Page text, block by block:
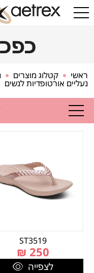
ראשי קטלוג מוצרים
נעליים אורטופדיות לנשים
ST3519
250
₪
לצפייה